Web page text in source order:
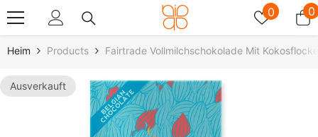
0 00
Heim Products Fairtrade Vollmilchschokolade Mit
Ausverkauft